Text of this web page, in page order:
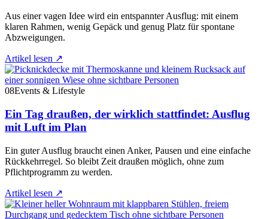
Aus einer vagen Idee wird ein entspannter Ausflug: mit einem
klaren Rahmen, wenig Gepäck und genug Platz für spontane
Abzweigungen.
Artikel lesen ↗
08Events & Lifestyle
Ein Tag draußen, der wirklich stattfindet: Ausflug
mit Luft im Plan
Ein guter Ausflug braucht einen Anker, Pausen und eine einfache
Rückkehrregel. So bleibt Zeit draußen möglich, ohne zum
Pflichtprogramm zu werden.
Artikel lesen ↗